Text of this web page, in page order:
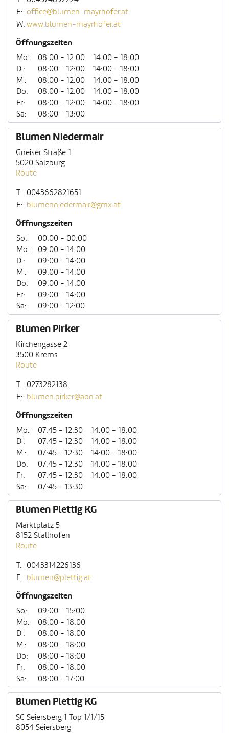
E: office@blumen-mayrhofer.at
W: www.blumen-mayrhofer.at
Öffnungszeiten
Mo: 08:00 - 12:00
14:00 - 18:00
Di:
08:00 - 12:00
14:00 - 18:00
Mi:
08:00 - 12:00
14:00 - 18:00
Do:
08:00 - 12:00
14:00 - 18:00
Fr:
08:00 - 12:00
14:00 - 18:00
Sa:
08:00 - 13:00
Blumen Niedermair
Gneiser Straße 1
5020 Salzburg
Route
T:
0043662821651
E: blumenniedermair@gmx.at
Öffnungszeiten
So:
00:00 - 00:00
Mo:
09:00 - 14:00
Di:
09:00 - 14:00
Mi:
09:00 - 14:00
Do:
09:00 - 14:00
Fr:
09:00 - 14:00
Sa:
09:00 - 12:00
Blumen Pirker
Kirchengasse 2
3500 Krems
Route
T:
0273282138
E: blumen.pirker@aon.at
Öffnungszeiten
Mo: 07:45 - 12:30
14:00 - 18:00
Di:
07:45 - 12:30
14:00 - 18:00
Mi:
07:45 - 12:30
14:00 - 18:00
Do:
07:45 - 12:30
14:00 - 18:00
Fr:
07:45 - 12:30
14:00 - 18:00
Sa:
07:45 - 13:30
Blumen Plettig KG
Marktplatz 5
8152 Stallhofen
Route
T:
0043314226136
E: blumen@plettig.at
Öffnungszeiten
So:
09:00 - 15:00
Mo:
08:00 - 18:00
Di:
08:00 - 18:00
Mi:
08:00 - 18:00
Do:
08:00 - 18:00
Fr:
08:00 - 18:00
Sa:
08:00 - 17:00
Blumen Plettig KG
SC Seiersberg 1 Top 1/1/15
8054 Seiersberg